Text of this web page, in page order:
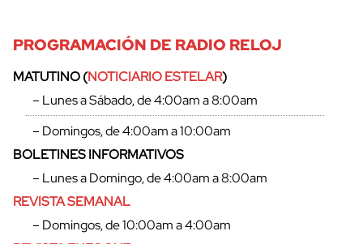
PROGRAMACIÓN DE RADIO RELOJ
MATUTINO (NOTICIARIO ESTELAR)
– Lunes a Sábado, de 4:00am a 8:00am
– Domingos, de 4:00am a 10:00am
BOLETINES INFORMATIVOS
– Lunes a Domingo, de 4:00am a 8:00am
REVISTA SEMANAL
– Domingos, de 10:00am a 4:00am